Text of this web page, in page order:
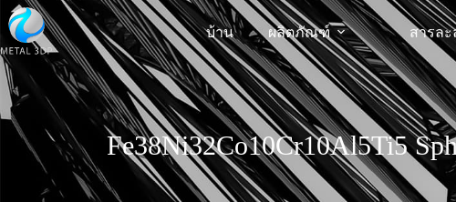
บ้าน ผลิตภัณฑ์ สารละ
Fe38Ni32Co10Cr10Al5Ti5